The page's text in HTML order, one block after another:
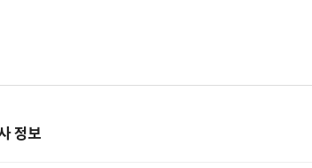
정보